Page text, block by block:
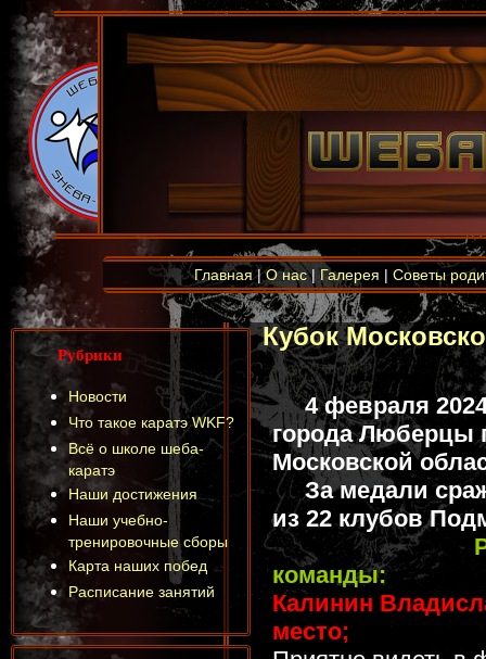
Главная|О нас|Галерея | Советы
Кубок
4 февраля
города Люберцы
Московской
За медали
из 22 клубов
команды:
Калинин
место;
Рубрики
Новости
Что такое каратэ WKF?
Всё о школе шеба-
каратэ
Наши достижения
Наши учебно-
тренировочные сборы
Карта наших побед
Расписание занятий